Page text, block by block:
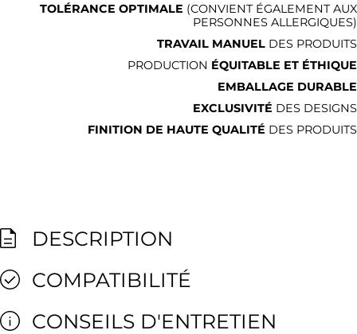
TOLÉRANCE OPTIMALE (CONVIENT ÉGALEMENT AUX
PERSONNES ALLERGIQUES)
TRAVAIL MANUEL DES PRODUITS
PRODUCTION ÉQUITABLE ET ÉTHIQUE
EMBALLAGE DURABLE
EXCLUSIVITÉ DES DESIGNS
FINITION DE HAUTE QUALITÉ DES PRODUITS
DESCRIPTION
COMPATIBILITÉ
CONSEILS D'ENTRETIEN